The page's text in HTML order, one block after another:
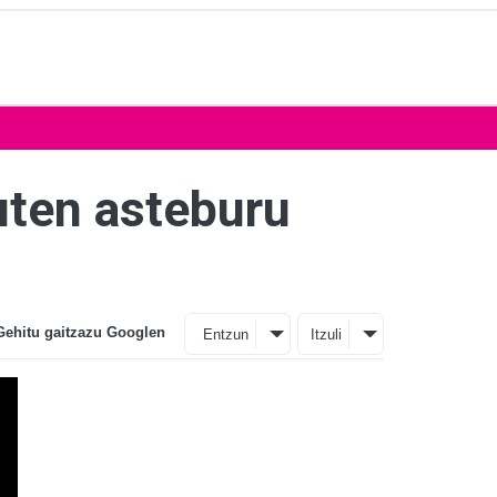
asteburu
gaitzazu Googlen Entzun Itzuli